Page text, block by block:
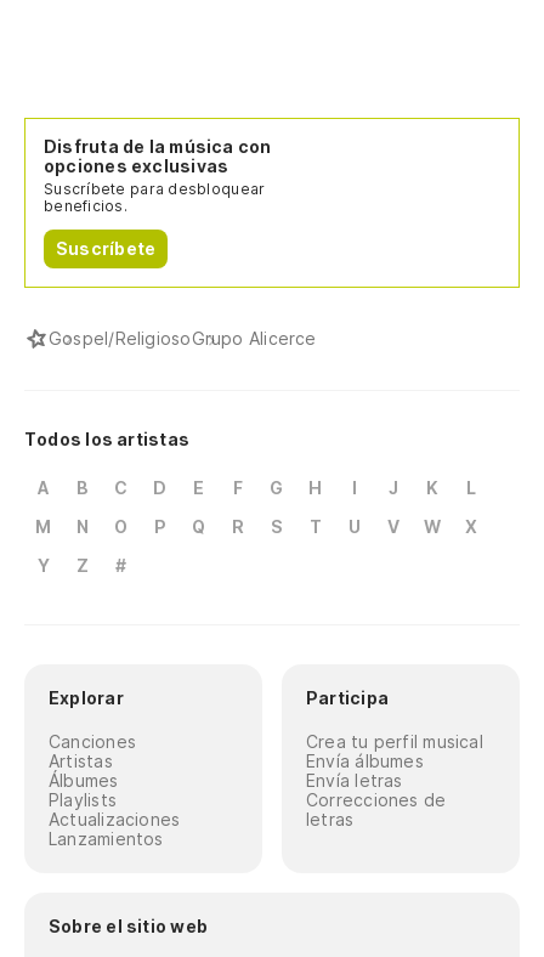
Disfruta de la música con
opciones exclusivas
Suscríbete para desbloquear
beneficios.
Suscríbete
Gospel/ReligiosoGrupo Alicerce
Todos los artistas
A B C D E F G H I J K
L
M
N O P Q R S T U V W
X
Y
Z #
Explorar
Canciones
Artistas
Álbumes
Playlists
Actualizaciones
Lanzamientos
Participa
Crea tu perfil musical
Envía álbumes
Envía letras
Correcciones de
letras
Sobre el sitio web